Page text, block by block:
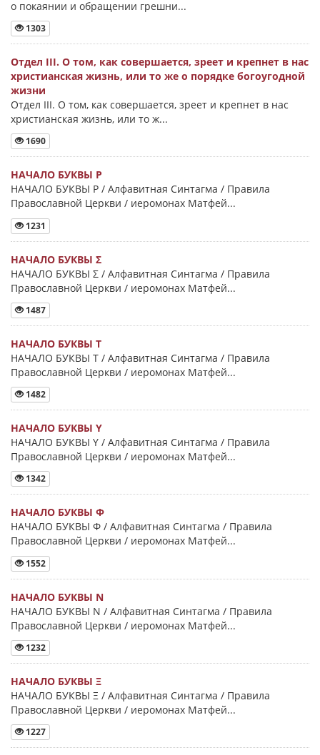
о покаянии и обращении грешни...
1303
Отдел III. О том, как совершается, зреет и крепнет в нас
христианская жизнь, или то же о порядке богоугодной
жизни
Отдел III. О том, как совершается, зреет и крепнет в нас
христианская жизнь, или то ж...
1690
НАЧАЛО БУКВЫ Ρ
НАЧАЛО БУКВЫ Ρ / Алфавитная Синтагма / Правила
Православной Церкви / иеромонах Матфей...
1231
НАЧАЛО БУКВЫ Σ
НАЧАЛО БУКВЫ Σ / Алфавитная Синтагма / Правила
Православной Церкви / иеромонах Матфей...
1487
НАЧАЛО БУКВЫ Τ
НАЧАЛО БУКВЫ Τ / Алфавитная Синтагма / Правила
Православной Церкви / иеромонах Матфей...
1482
НАЧАЛО БУКВЫ Y
НАЧАЛО БУКВЫ Y / Алфавитная Синтагма / Правила
Православной Церкви / иеромонах Матфей...
1342
НАЧАЛО БУКВЫ Φ
НАЧАЛО БУКВЫ Φ / Алфавитная Синтагма / Правила
Православной Церкви / иеромонах Матфей...
1552
НАЧАЛО БУКВЫ Ν
НАЧАЛО БУКВЫ Ν / Алфавитная Синтагма / Правила
Православной Церкви / иеромонах Матфей...
1232
НАЧАЛО БУКВЫ Ξ
НАЧАЛО БУКВЫ Ξ / Алфавитная Синтагма / Правила
Православной Церкви / иеромонах Матфей...
1227